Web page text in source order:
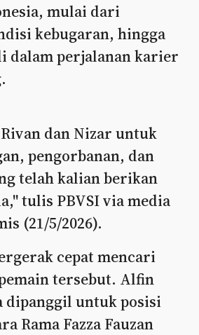
mulai dari
kebugaran, hingga
dalam perjalanan karier
dan Nizar untuk
pengorbanan, dan
telah kalian berikan
tulis PBVSI via media
(21/5/2026).
cepat mencari
tersebut. Alfin
dipanggil untuk posisi
Rama Fazza Fauzan